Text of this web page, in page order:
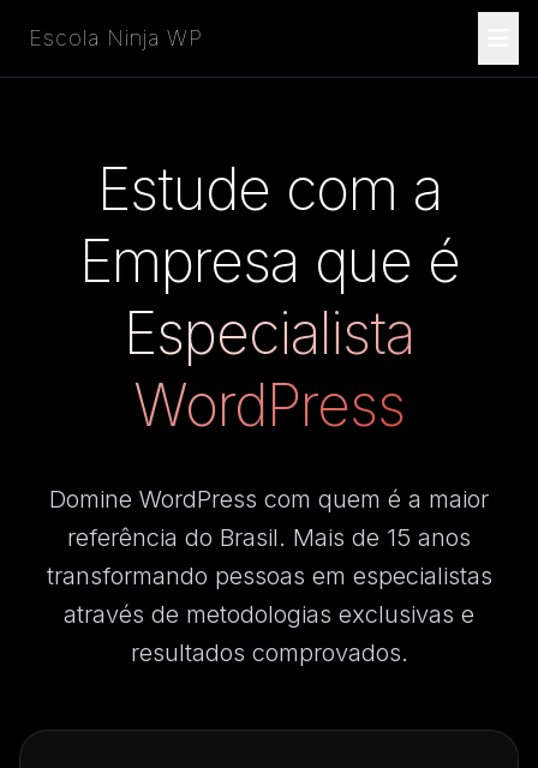
Escola Ninja WP
Estude com a
Empresa que é
Especialista
WordPress
Domine WordPress com quem é a maior
referência do Brasil. Mais de 15 anos
transformando pessoas em especialistas
através de metodologias exclusivas e
resultados comprovados.